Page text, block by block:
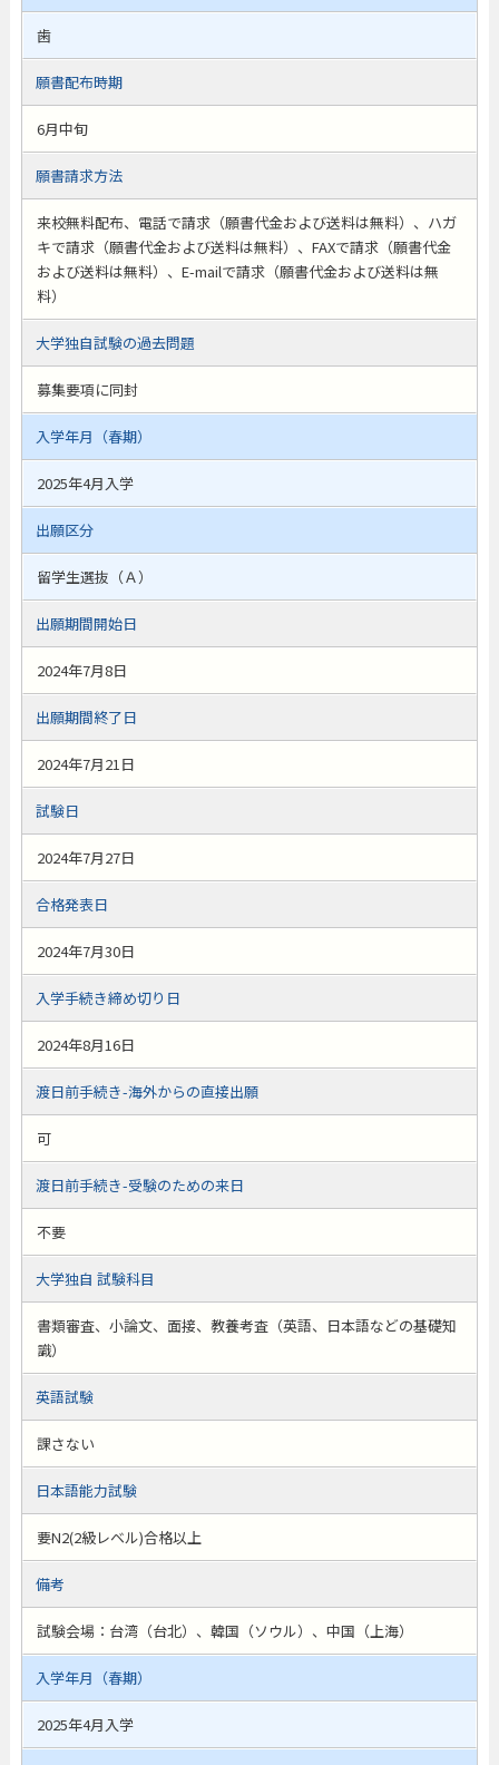
歯
願書配布時期
6月中旬
願書請求方法
来校無料配布、電話で請求（願書代金および送料は無料）、ハガ
キで請求（願書代金および送料は無料）、FAXで請求（願書代金
および送料は無料）、E-mailで請求（願書代金および送料は無
料）
大学独自試験の過去問題
募集要項に同封
入学年月（春期）
2025年4月入学
出願区分
留学生選抜（Ａ）
出願期間開始日
2024年7月8日
出願期間終了日
2024年7月21日
試験日
2024年7月27日
合格発表日
2024年7月30日
入学手続き締め切り日
2024年8月16日
渡日前手続き-海外からの直接出願
可
渡日前手続き-受験のための来日
不要
大学独自 試験科目
書類審査、小論文、面接、教養考査（英語、日本語などの基礎知
識）
英語試験
課さない
日本語能力試験
要N2(2級レベル)合格以上
備考
試験会場：台湾（台北）、韓国（ソウル）、中国（上海）
入学年月（春期）
2025年4月入学